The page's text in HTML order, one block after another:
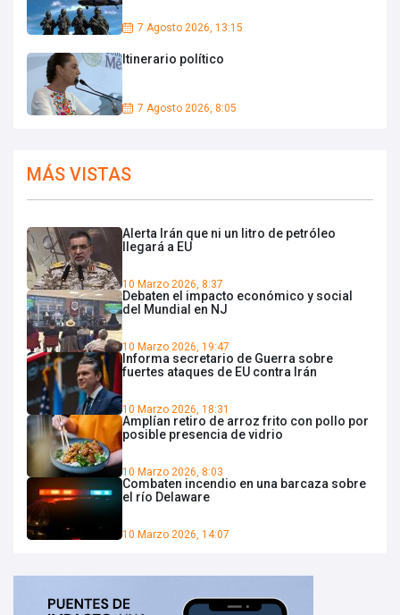
7 Agosto 2026, 13:15
Itinerario político
7 Agosto 2026, 8:05
MÁS VISTAS
Alerta Irán que ni un litro de petróleo
llegará a EU
10 Marzo 2026, 8:37
Debaten el impacto económico y social
del Mundial en NJ
10 Marzo 2026, 19:47
Informa secretario de Guerra sobre
fuertes ataques de EU contra Irán
10 Marzo 2026, 18:31
Amplían retiro de arroz frito con pollo por
posible presencia de vidrio
10 Marzo 2026, 8:03
Combaten incendio en una barcaza sobre
el río Delaware
10 Marzo 2026, 14:07